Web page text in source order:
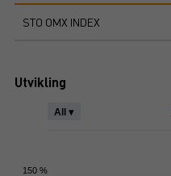
STO OMX INDEX
Utvikling
All ▾
150 %